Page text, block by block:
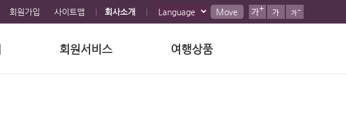
회원가입 사이트맵 회사소개 Move
회원서비스 여행상품